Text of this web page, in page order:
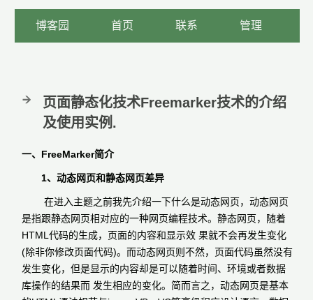
博客园 首页 联系 管理
页面静态化技术Freemarker技术的介绍
及使用实例.
一、FreeMarker简介
1、动态网页和静态网页差异
在进入主题之前我先介绍一下什么是动态网页，动态网页
是指跟静态网页相对应的一种网页编程技术。静态网页，随着
HTML代码的生成，页面的内容和显示效 果就不会再发生变化
(除非你修改页面代码)。而动态网页则不然，页面代码虽然没有
发生变化，但是显示的内容却是可以随着时间、环境或者数据
库操作的结果而 发生相应的变化。简而言之，动态网页是基本